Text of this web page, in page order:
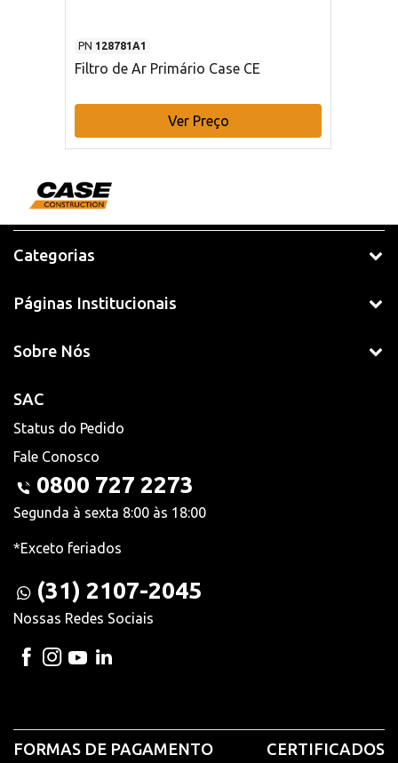
PN 128781A1
Filtro de Ar Primário Case CE
Ver Preço
Categorias
Páginas Institucionais
Sobre Nós
SAC
Status do Pedido
Fale Conosco
0800 727 2273
Segunda à sexta 8:00 às 18:00
*Exceto feriados
(31) 2107-2045
Nossas Redes Sociais
FORMAS DE PAGAMENTO CERTIFICADOS